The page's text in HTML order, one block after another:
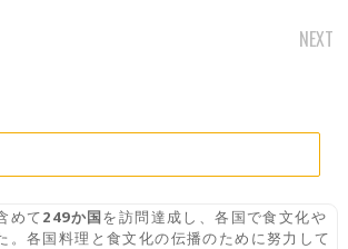
NEXT
めて249か国を訪問達成し、各国で食文化や
。各国料理と食文化の伝播のために努力して